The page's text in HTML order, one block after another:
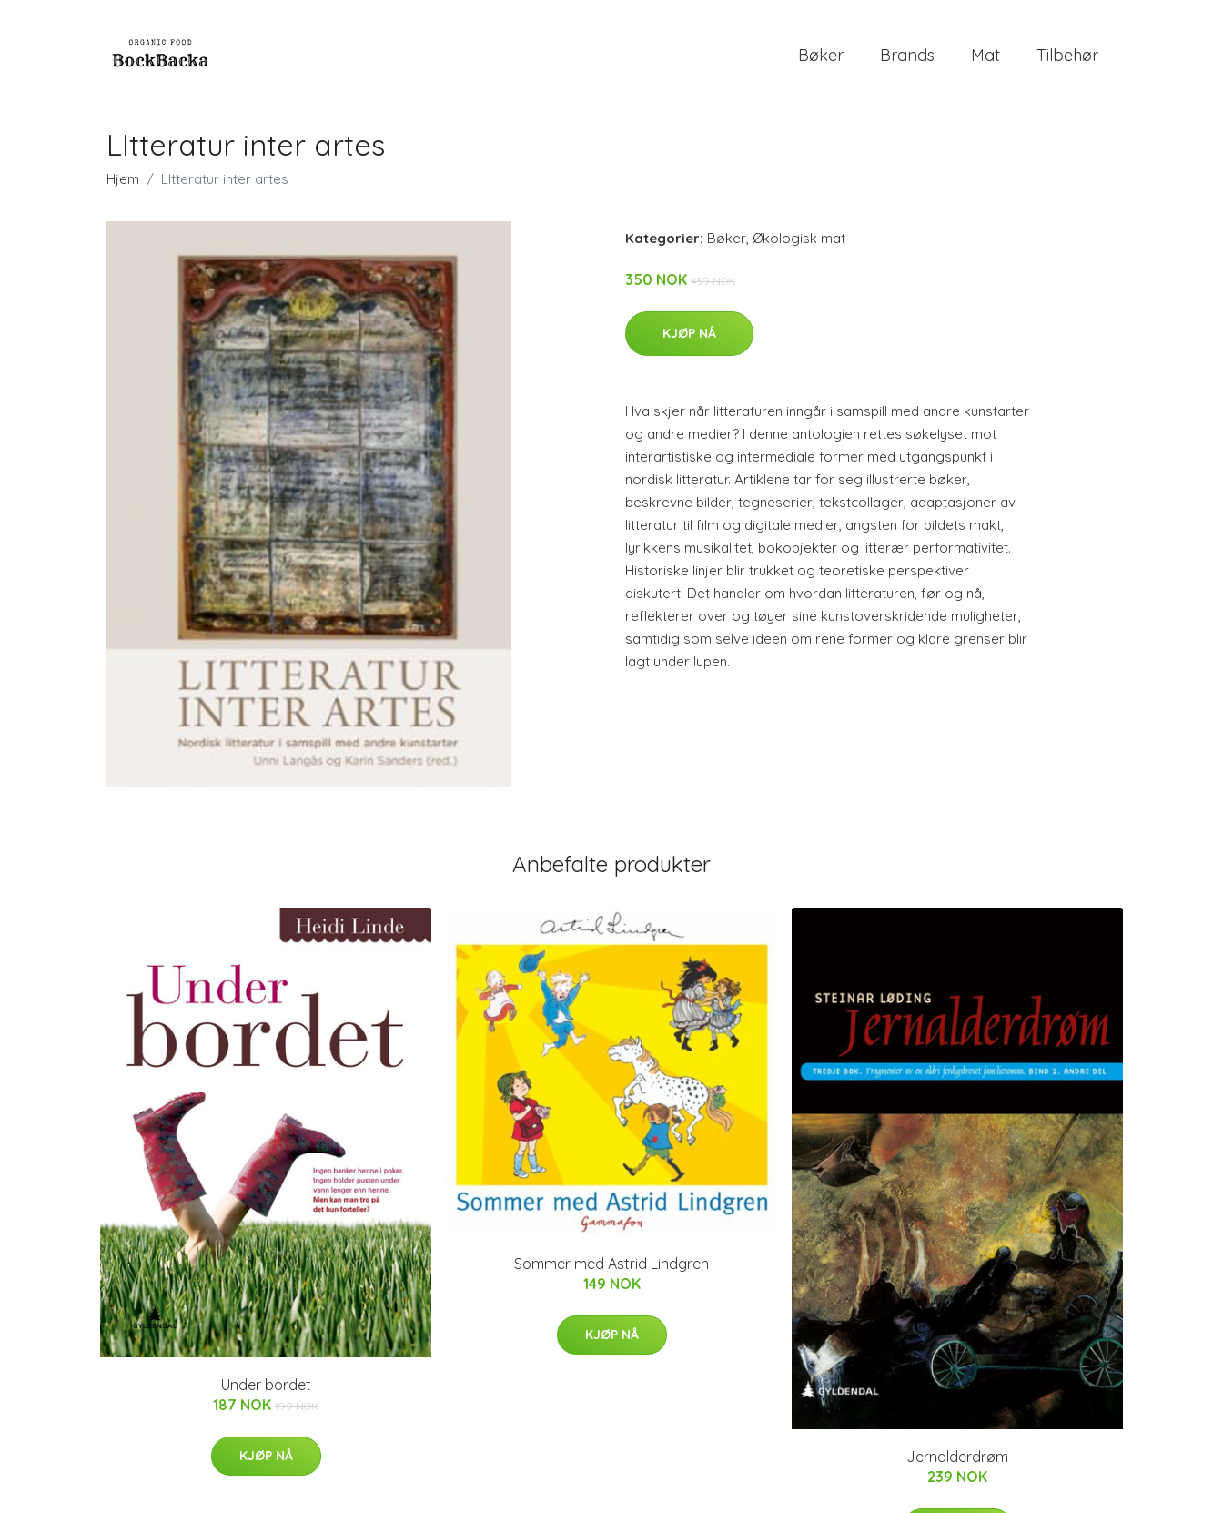
Bøker Brands Mat Tilbehør
LItteratur inter artes
Hjem LItteratur inter artes
Kategorier: Bøker, Økologisk mat
350 NOK 439 NOK
KJØP NÅ
Hva skjer når litteraturen inngår i samspill med andre kunstarter
og andre medier? I denne antologien rettes søkelyset mot
interartistiske og intermediale former med utgangspunkt i
nordisk litteratur. Artiklene tar for seg illustrerte bøker,
beskrevne bilder, tegneserier, tekstcollager, adaptasjoner av
litteratur til film og digitale medier, angsten for bildets makt,
lyrikkens musikalitet, bokobjekter og litterær performativitet.
Historiske linjer blir trukket og teoretiske perspektiver
diskutert. Det handler om hvordan litteraturen, før og nå,
reflekterer over og tøyer sine kunstoverskridende muligheter,
samtidig som selve ideen om rene former og klare grenser blir
lagt under lupen.
Anbefalte produkter
Under bordet
187 NOK 199 NOK
KJØP NÅ
Sommer med Astrid Lindgren
149 NOK
KJØP NÅ
Jernalderdrøm
239 NOK